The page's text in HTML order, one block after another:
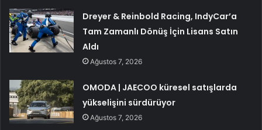
Dreyer & Reinbold Racing, IndyCar’a
Tam Zamanlı Dönüş İçin Lisans Satın
Aldı
Ağustos 7, 2026
OMODA | JAECOO küresel satışlarda
yükselişini sürdürüyor
Ağustos 7, 2026